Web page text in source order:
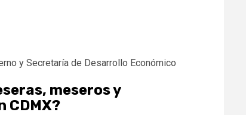
y Secretaría de Desarrollo Económico
meseros y
CDMX?